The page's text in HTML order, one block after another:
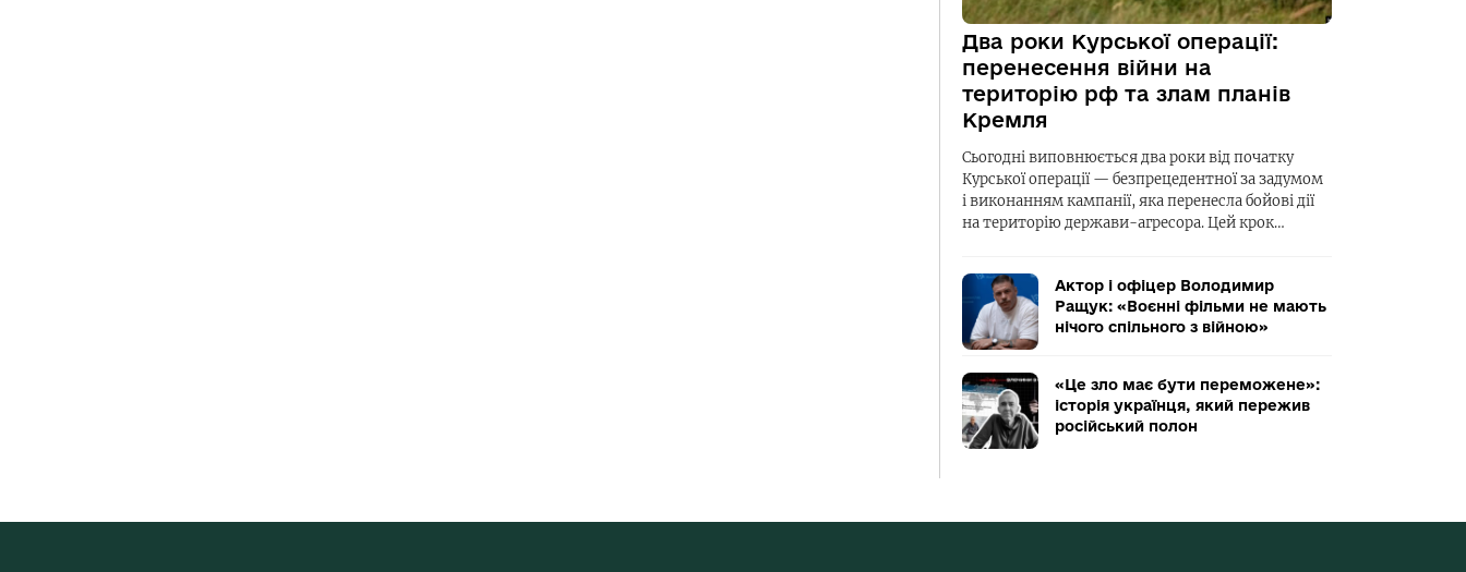
Два роки Курської операції:
перенесення війни на
територію рф та злам планів
Кремля
Сьогодні виповнюється два роки від початку
Курської операції — безпрецедентної за задумом
і виконанням кампанії, яка перенесла бойові дії
на територію держави-агресора. Цей крок…
Актор і офіцер Володимир
Ращук: «Воєнні фільми не мають
нічого спільного з війною»
«Це зло має бути переможене»:
історія українця, який пережив
російський полон